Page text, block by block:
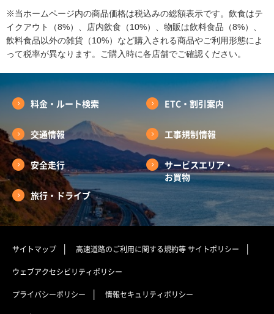
※当ホームページ内の商品価格は税込みの総額表示です。飲食はテ
イクアウト（8%）、店内飲食（10%）、物販は飲料食品（8%）、
飲料食品以外の雑貨（10%）など購入される商品やご利用形態によ
って税率が異なります。ご購入時に各店舗でご確認ください。
料金・ルート検索 ETC・割引案内
交通情報 工事規制情報
安全走行
サービスエリア・
お買物
旅行・ドライブ
サイトマップ 高速道路のご利用に関する規約等サイトポリシー
ウェブアクセシビリティポリシー
プライバシーポリシー 情報セキュリティポリシー